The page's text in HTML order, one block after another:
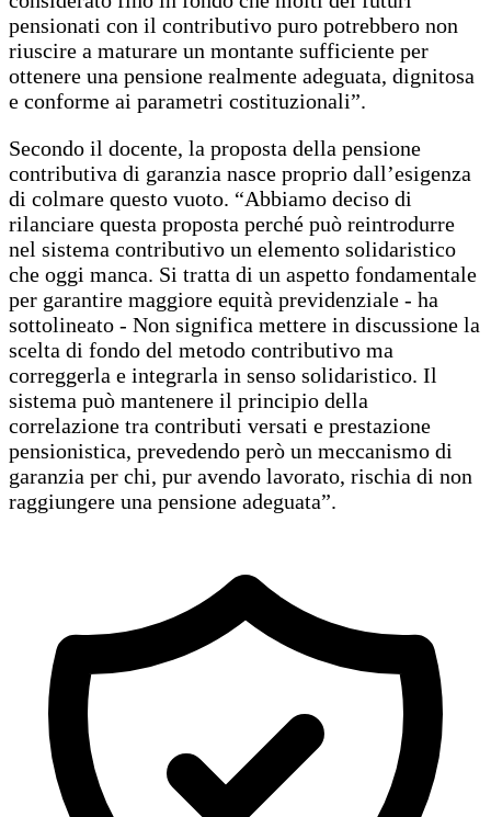
pensionati con il contributivo puro potrebbero non
riuscire a maturare un montante sufficiente per
ottenere una pensione realmente adeguata, dignitosa
e conforme ai parametri costituzionali”.
Secondo il docente, la proposta della pensione
contributiva di garanzia nasce proprio dall’esigenza
di colmare questo vuoto. “Abbiamo deciso di
rilanciare questa proposta perché può reintrodurre
nel sistema contributivo un elemento solidaristico
che oggi manca. Si tratta di un aspetto fondamentale
per garantire maggiore equità previdenziale - ha
sottolineato - Non significa mettere in discussione la
scelta di fondo del metodo contributivo ma
correggerla e integrarla in senso solidaristico. Il
sistema può mantenere il principio della
correlazione tra contributi versati e prestazione
pensionistica, prevedendo però un meccanismo di
garanzia per chi, pur avendo lavorato, rischia di non
raggiungere una pensione adeguata”.